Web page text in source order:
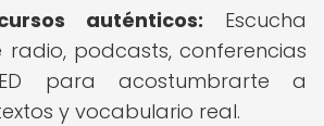
auténticos: Escucha
podcasts, conferencias
para acostumbrarte a
y vocabulario real.